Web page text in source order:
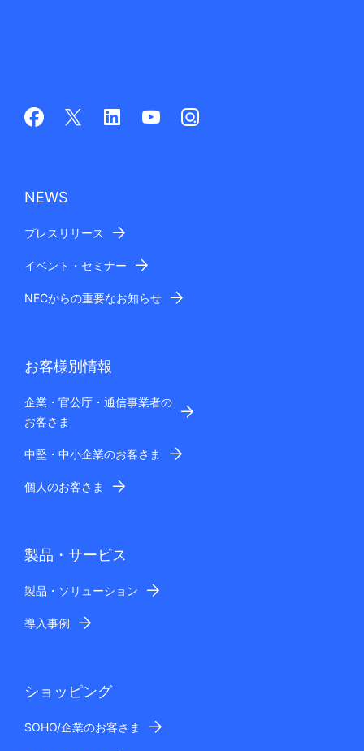
NEWS
プレスリリース
イベント・セミナー
NECからの重要なお知らせ
お客様別情報
企業・官公庁・通信事業者の
お客さま
中堅・中小企業のお客さま
個人のお客さま
製品・サービス
製品・ソリューション
導入事例
ショッピング
SOHO/企業のお客さま